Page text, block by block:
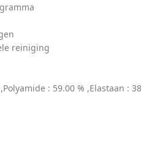
reiniging
: 59.00 % ,Elastaan :